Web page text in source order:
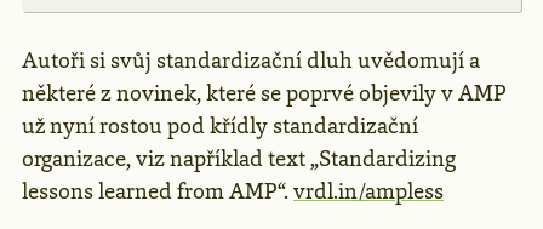
Autoři si svůj standardizační dluh uvědomují a
některé z novinek, které se poprvé objevily v AMP
už nyní rostou pod křídly standardizační
organizace, viz například text „Standardizing
lessons learned from AMP“. vrdl.in/ampless